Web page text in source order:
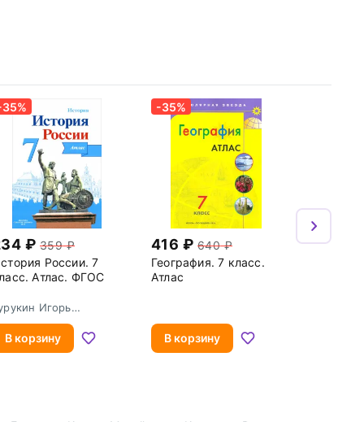
359
России. 7
Атлас. ФГОС
Игорь
В корзину
-35%
416
640
География. 7 класс.
Атлас
В корзину